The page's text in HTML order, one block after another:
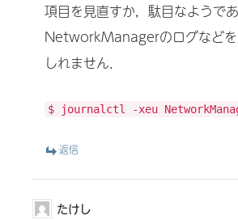
項目を見直すか，駄目なようで
NetworkManagerのログなどを
しれません．
$ journalctl -xeu
返信
たけし